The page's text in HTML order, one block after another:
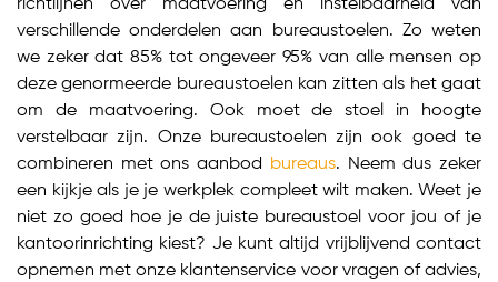
richtlijnen over maatvoering en instelbaarheid van
verschillende onderdelen aan bureaustoelen. Zo weten
we zeker dat 85% tot ongeveer 95% van alle mensen op
deze genormeerde bureaustoelen kan zitten als het gaat
om de maatvoering. Ook moet de stoel in hoogte
verstelbaar zijn. Onze bureaustoelen zijn ook goed te
combineren met ons aanbod bureaus. Neem dus zeker
een kijkje als je je werkplek compleet wilt maken. Weet je
niet zo goed hoe je de juiste bureaustoel voor jou of je
kantoorinrichting kiest? Je kunt altijd vrijblijvend contact
opnemen met onze klantenservice voor vragen of advies,